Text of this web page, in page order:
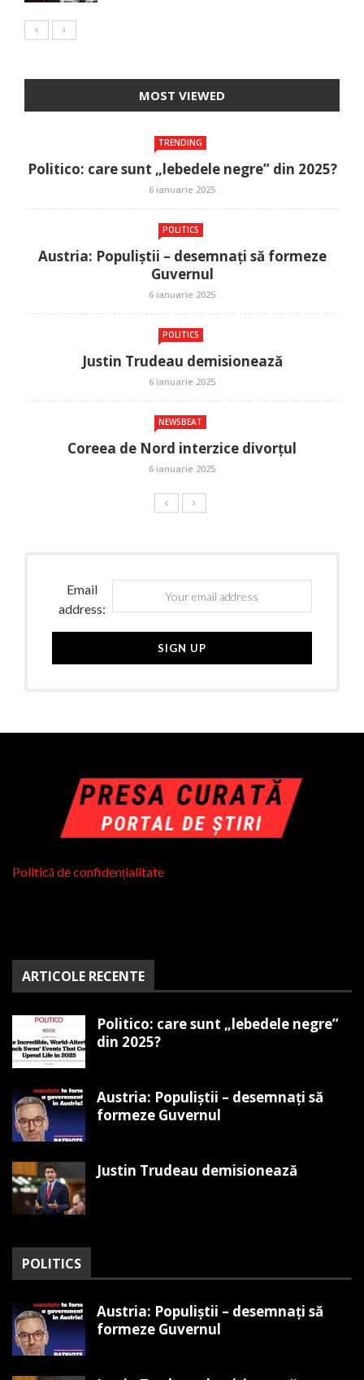
MOST VIEWED
TRENDING
Politico: care sunt „lebedele negre” din 2025?
6 ianuarie 2025
POLITICS
Austria: Populiștii – desemnați să formeze
Guvernul
6 ianuarie 2025
POLITICS
Justin Trudeau demisionează
6 ianuarie 2025
NEWSBEAT
Coreea de Nord interzice divorțul
6 ianuarie 2025
Email
address:
Politică de confidențialitate
ARTICOLE RECENTE
Politico: care sunt „lebedele negre”
din 2025?
Austria: Populiștii – desemnați să
formeze Guvernul
Justin Trudeau demisionează
POLITICS
Austria: Populiștii – desemnați să
formeze Guvernul